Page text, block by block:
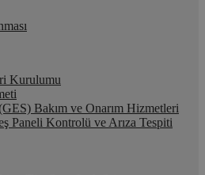
Kurulumu
Bakım ve Onarım Hizmetleri
Paneli Kontrolü ve Arıza Tespiti